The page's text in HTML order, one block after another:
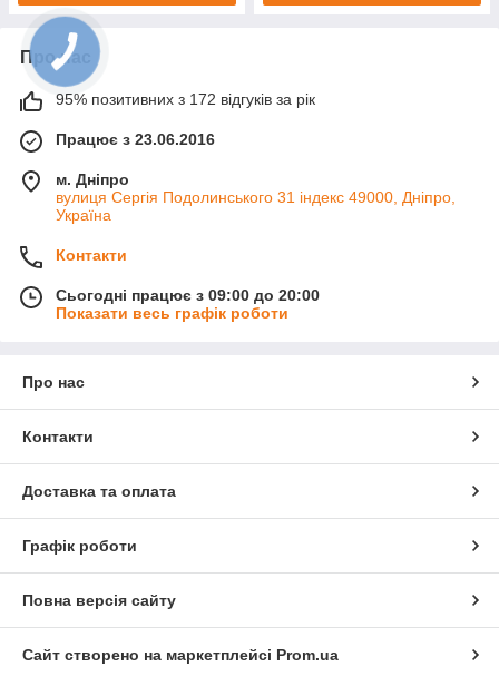
Про нас
95% позитивних з 172 відгуків за рік
Працює з 23.06.2016
м. Дніпро
вулиця Сергія Подолинського 31 індекс 49000, Дніпро,
Україна
Контакти
Сьогодні працює з 09:00 до 20:00
Показати весь графік роботи
Про нас
Контакти
Доставка та оплата
Графік роботи
Повна версія сайту
Сайт створено на маркетплейсі Prom.ua